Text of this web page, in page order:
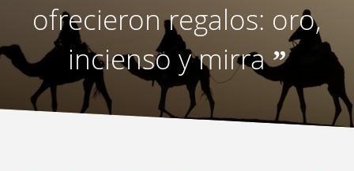
ofrecieron regalos: oro,
incienso y mirra”